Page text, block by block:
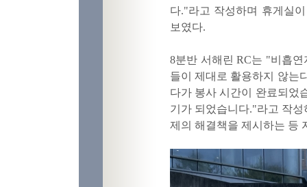
다."라고 작성하며 휴게실
보였다.
8분반 서해린 RC는 "비흡
들이 제대로 활용하지 않는
다가 봉사 시간이 완료되었
기가 되었습니다."라고 작
제의 해결책을 제시하는 등